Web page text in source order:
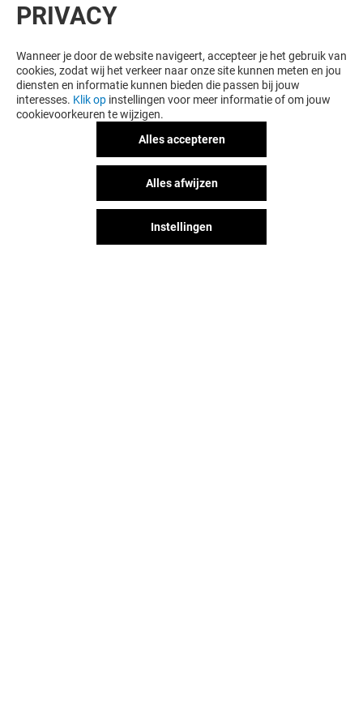
Gesloten
PRIVACY
Wanneer je door de website navigeert, accepteer je het gebruik van
cookies, zodat wij het verkeer naar onze site kunnen meten en jou
diensten en informatie kunnen bieden die passen bij jouw
interesses. Klik op instellingen voor meer informatie of om jouw
cookievoorkeuren te wijzigen.
Alles accepteren
Alles afwijzen
Instellingen